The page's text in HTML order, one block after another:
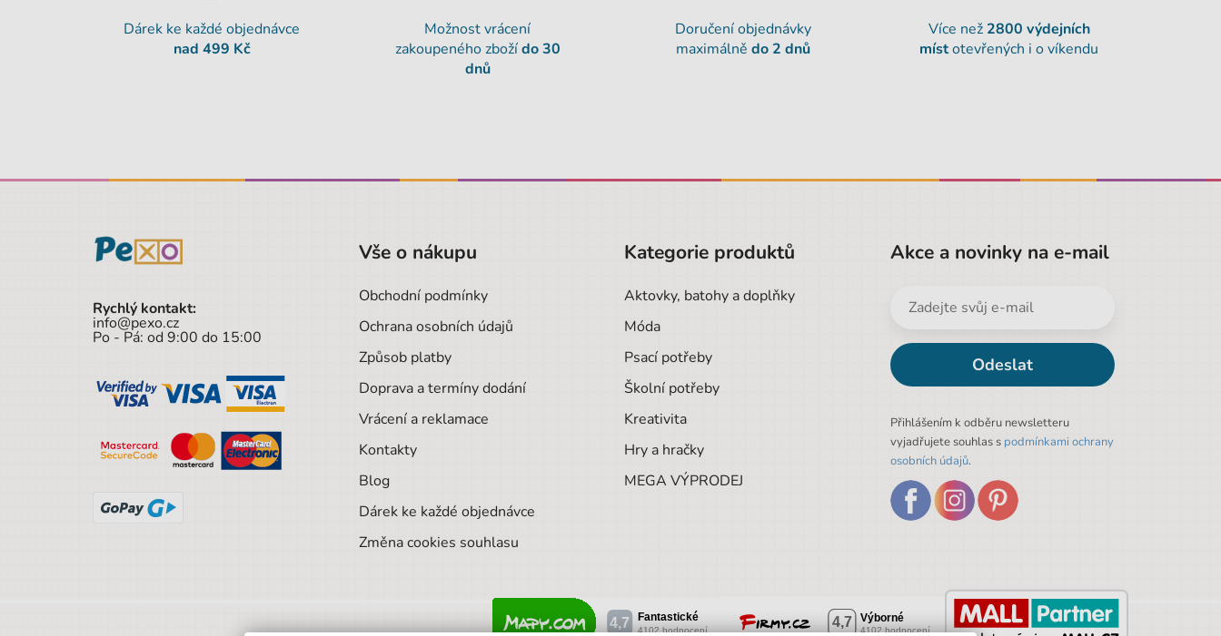
Dárek ke každé objednávce
nad 499 Kč
Možnost vrácení
zakoupeného zbožído 30
dnů
Doručení objednávky
maximálnědo 2 dnů
Více než 2800 výdejních
místotevřených i o víkendu
Rychlý kontakt:
info@pexo.cz
Po - Pá: od 9:00 do 15:00
Vše o nákupu
Obchodní podmínky
Ochrana osobních údajů
Způsob platby
Doprava a termíny dodání
Vrácení a reklamace
Kontakty
Blog
Dárek ke každé objednávce
Změna cookies souhlasu
Kategorie produktů
Aktovky, batohy a doplňky
Móda
Psací potřeby
Školní potřeby
Kreativita
Hry a hračky
MEGA VÝPRODEJ
Akce a novinky na e-mail
Odeslat
Přihlášením k odběru newsletteru
vyjadřujete souhlas s podmínkami ochrany
osobních údajů.